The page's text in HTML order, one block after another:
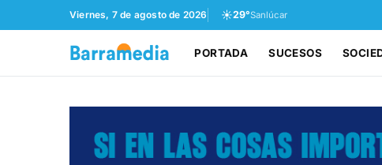
Viernes, 7 de agosto de 2026 ☀️29°Sanlúcar
PORTADA SUCESOS